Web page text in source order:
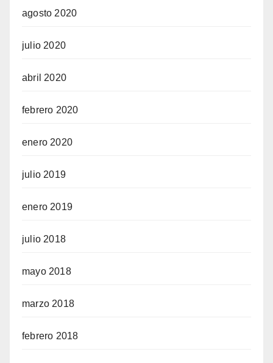
agosto 2020
julio 2020
abril 2020
febrero 2020
enero 2020
julio 2019
enero 2019
julio 2018
mayo 2018
marzo 2018
febrero 2018